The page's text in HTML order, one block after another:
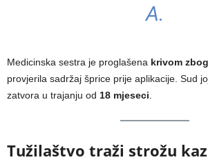
A.
Medicinska sestra je proglašena krivom
provjerila sadržaj šprice prije aplikacije. Sud
zatvora u trajanju od 18 mjeseci
Tužilaštvo traži strožu